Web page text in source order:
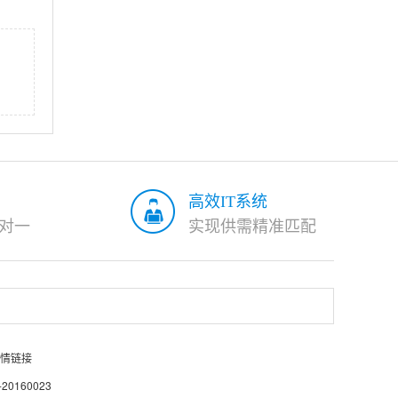
一
高效IT系统
实现供需精准匹配
链接